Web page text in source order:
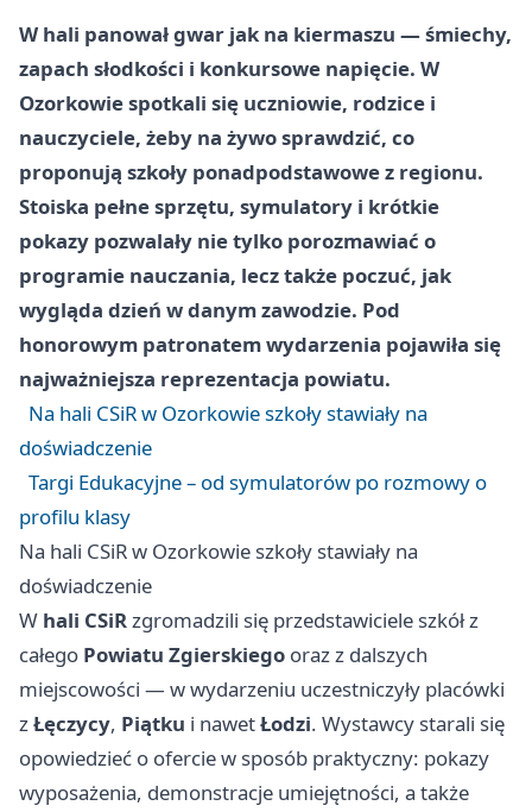
W hali panował gwar jak na kiermaszu — śmiechy,
zapach słodkości i konkursowe napięcie. W
Ozorkowiespotkali się uczniowie, rodzice i
nauczyciele, żeby na żywo sprawdzić, co
proponują szkoły ponadpodstawowe z regionu.
Stoiska pełne sprzętu, symulatory i krótkie
pokazy pozwalały nie tylko porozmawiać o
programie nauczania, lecz także poczuć, jak
wygląda dzień w danym zawodzie. Pod
honorowym patronatem wydarzenia pojawiła się
najważniejsza reprezentacja powiatu.
Na hali CSiR w Ozorkowie szkoły stawiały na
doświadczenie
Targi Edukacyjne – od symulatorów po rozmowy o
profilu klasy
Na hali CSiR w Ozorkowie szkoły stawiały na
doświadczenie
W hali CSiRzgromadzili się przedstawiciele szkół z
całego Powiatu Zgierskiego oraz z dalszych
miejscowości — w wydarzeniu uczestniczyły placówki
zŁęczycy, Piątku i nawetŁodzi. Wystawcy starali się
opowiedzieć o ofercie w sposób praktyczny: pokazy
wyposażenia, demonstracje umiejętności, a także